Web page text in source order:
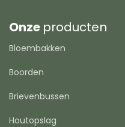
Onze producten
Bloembakken
Boorden
Brievenbussen
Houtopslag